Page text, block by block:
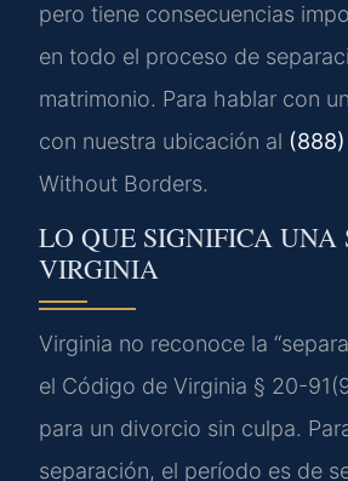
pero tiene consecuencias
en todo el proceso de
matrimonio. Para hablar con
con nuestra ubicación al
Without Borders.
LO QUE SIGNIFICA UNA
VIRGINIA
Virginia no reconoce la
el Código de Virginia § 20-
para un divorcio sin culpa.
separación, el período es de